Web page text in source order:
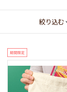
ズ」に加えて
花束のように
絞り込む